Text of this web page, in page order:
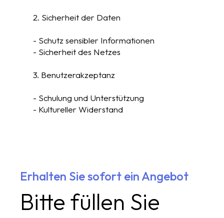
2. Sicherheit der Daten
- Schutz sensibler Informationen
- Sicherheit des Netzes
3. Benutzerakzeptanz
- Schulung und Unterstützung
- Kultureller Widerstand
Erhalten Sie sofort ein Angebot
Bitte füllen Sie